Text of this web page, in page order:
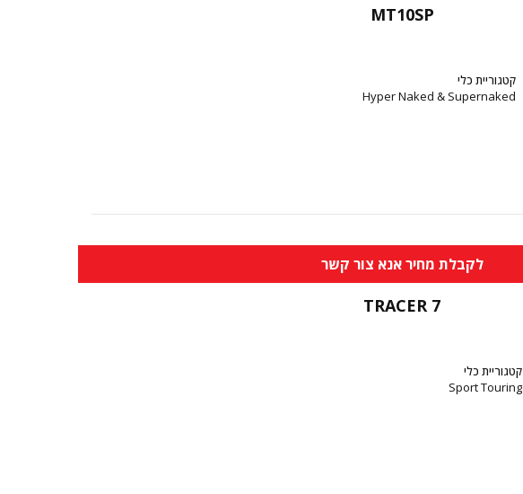
MT10SP
קטגוריית כלי
Hyper Naked & Supernaked
לקבלת מחיר אנא צור קשר
TRACER 7
קטגוריית כלי
Sport Touring